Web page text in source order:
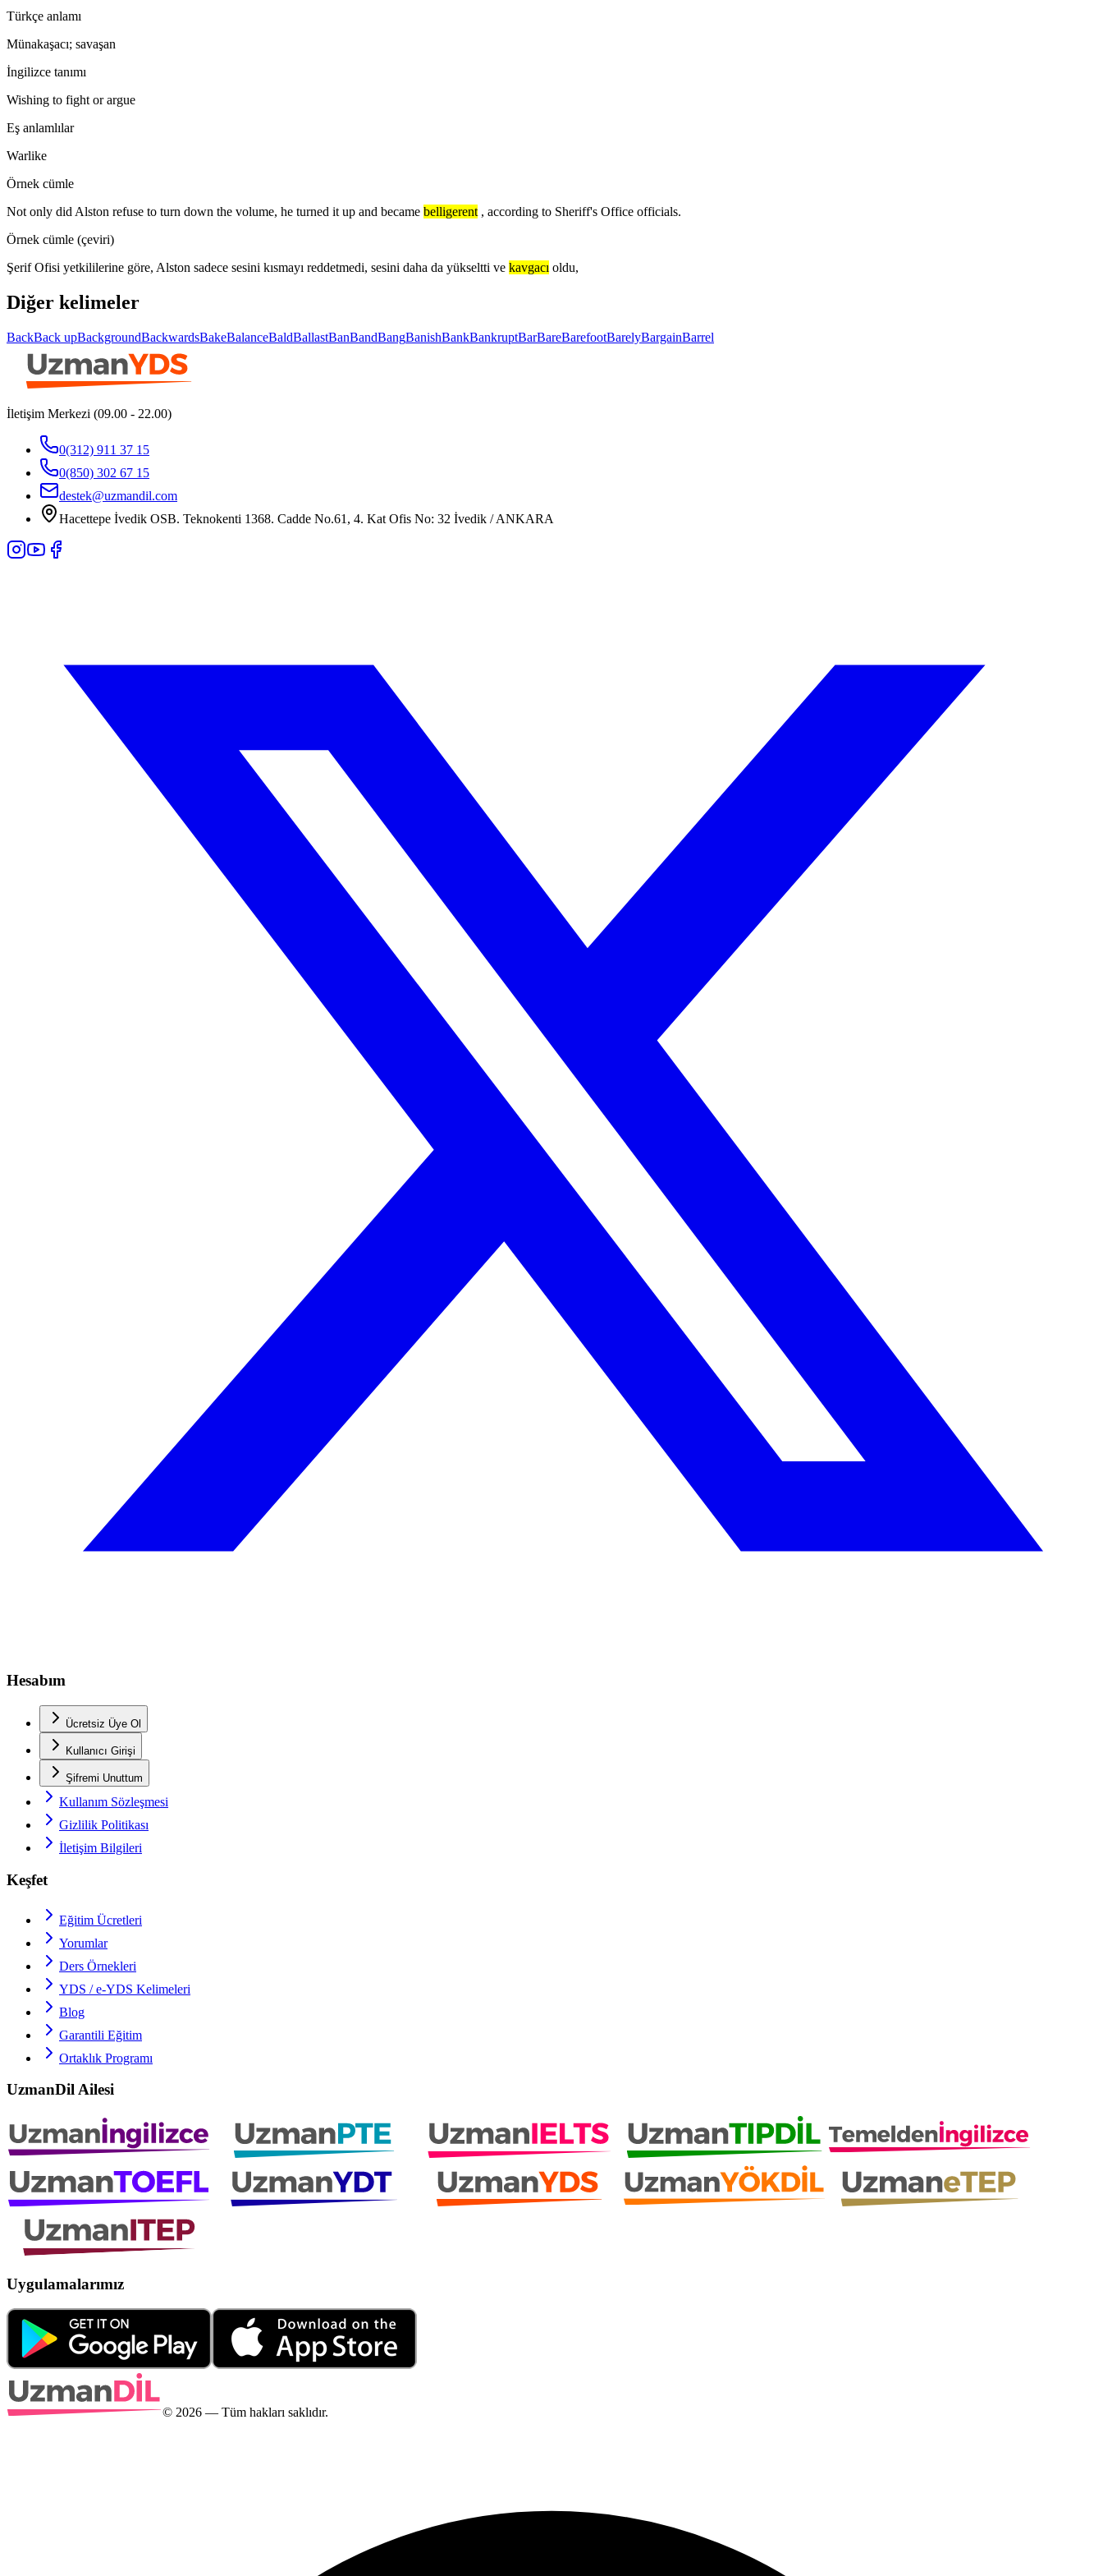
Türkçe anlamı
Münakaşacı; savaşan
İngilizce tanımı
Wishing to fight or argue
Eş anlamlılar
Warlike
Örnek cümle
Not only did Alston refuse to turn down the volume, he turned it up and became belligerent , according to Sheriff's Office officials.
Örnek cümle (çeviri)
Şerif Ofisi yetkililerine göre, Alston sadece sesini kısmayı reddetmedi, sesini daha da yükseltti ve kavgacı oldu,
Diğer kelimeler
BackBack upBackgroundBackwardsBakeBalanceBaldBallastBanBandBangBanishBankBankruptBarBareBarefootBarelyBargainBarrel
İletişim Merkezi (09.00 - 22.00)
0(312) 911 37 15
0(850) 302 67 15
destek@uzmandil.com
Hacettepe İvedik OSB. Teknokenti 1368. Cadde No.61, 4. Kat Ofis No: 32 İvedik / ANKARA
Hesabım
Ücretsiz Üye Ol
Kullanıcı Girişi
Şifremi Unuttum
Kullanım Sözleşmesi
Gizlilik Politikası
İletişim Bilgileri
Keşfet
Eğitim Ücretleri
Yorumlar
Ders Örnekleri
YDS / e-YDS Kelimeleri
Blog
Garantili Eğitim
Ortaklık Programı
UzmanDil Ailesi
Uygulamalarımız
© 2026 — Tüm hakları saklıdır.